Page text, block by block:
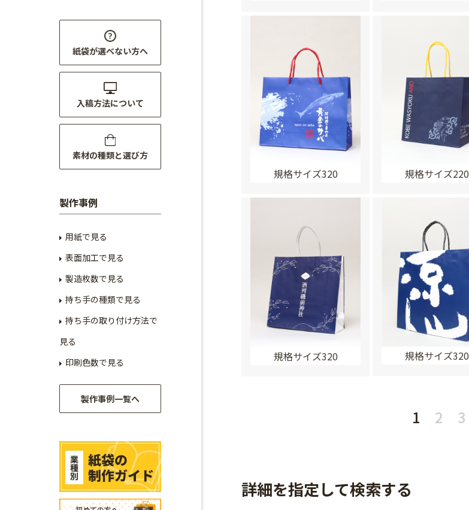
規格サイズ320 規格サイズ220
規格サイズ320 規格サイズ320
1 2 3
詳細を指定して検索する
紙袋が選べない方へ
入稿方法について
素材の種類と選び方
製作事例
用紙で見る
表面加工で見る
製造枚数で見る
持ち手の種類で見る
持ち手の取り付け方法で
見る
印刷色数で見る
製作事例一覧へ